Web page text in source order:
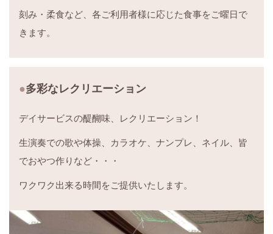
刻み・柔食など、各ご利用者様に応じた食事をご曜日で
きます。
多彩なレクリエーション
デイサービスの醍醐味、レクリエーション！
生演奏での歌や体操、カラオケ、ナンプレ、ネイル、皆
でおやつ作りなど・・・
ワクワク出来る時間をご提供いたします。